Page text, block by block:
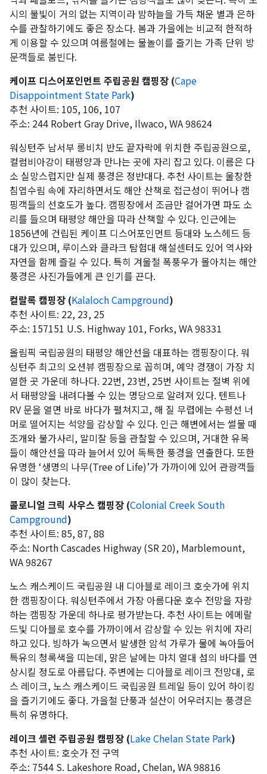
시의 불빛이 거의 없는 지역이라 밤하늘을 가득 채운 별과 은하
수를 관찰하기에도 좋은 장소다. 봄과 가을에는 비교적 한적하
게 이용할 수 있으며 여름철에는 물놀이를 즐기는 가족 단위 방
문객들로 붐빈다.
케이프 디스어포인먼트 주립공원 캠핑장 (Cape
Disappointment State Park)
추천 사이트: 105, 106, 107
주소: 244 Robert Gray Drive, Ilwaco, WA 98624
워싱턴주 남서부 롱비치 반도 끝자락에 위치한 주립공원으로,
컬럼비아강이 태평양과 만나는 곳에 자리 잡고 있다. 이름은 다
소 실망스럽지만 실제 풍경은 정반대다. 추천 사이트는 울창한
침엽수림 속에 자리하면서도 해안 산책로 접근성이 뛰어나 캠
핑객들의 선호도가 높다. 캠핑장에서 조금만 걸어가면 파도 소
리를 들으며 태평양 해안을 따라 산책할 수 있다. 인근에는
1856년에 건립된 케이프 디스어포인먼트 등대와 노스헤드 등
대가 있으며, 루이스와 클라크 탐험대 해설센터도 있어 역사와
자연을 함께 즐길 수 있다. 특히 겨울철 폭풍우가 몰아치는 해안
풍경은 사진가들에게 큰 인기를 끈다.
컬랄록 캠핑장 (Kalaloch Campground)
추천 사이트: 22, 23, 25
주소: 157151 U.S. Highway 101, Forks, WA 98331
올림픽 국립공원의 태평양 해안선을 대표하는 캠핑장이다. 워
싱턴주 최고의 오션뷰 캠핑장으로 꼽히며, 예약 경쟁이 가장 치
열한 곳 가운데 하나다. 22번, 23번, 25번 사이트는 절벽 위에
서 태평양을 내려다볼 수 있는 명당으로 알려져 있다. 텐트나
RV 문을 열면 바로 바다가 펼쳐지고, 해 질 무렵에는 수평선 너
머로 떨어지는 석양을 감상할 수 있다. 인근 해변에서는 썰물 때
조개와 불가사리, 말미잘 등을 관찰할 수 있으며, 거대한 유목
들이 해안선을 따라 늘어서 있어 독특한 풍경을 연출한다. 또한
유명한 ‘생명의 나무(Tree of Life)’가 가까이에 있어 관광객들
이 많이 찾는다.
콜로니얼 크릭 사우스 캠핑장 (Colonial Creek South
Campground)
추천 사이트: 85, 87, 88
주소: North Cascades Highway (SR 20), Marblemount,
WA 98267
노스 캐스케이드 국립공원 내 디아블로 레이크 호숫가에 위치
한 캠핑장이다. 워싱턴주에서 가장 아름다운 호수 전망을 자랑
하는 캠핑장 가운데 하나로 평가받는다. 추천 사이트는 에메랄
드빛 디아블로 호수를 가까이에서 감상할 수 있는 위치에 자리
하고 있다. 빙하가 녹으면서 발생한 암석 가루가 물에 녹아들어
특유의 청록색을 띠는데, 맑은 날에는 마치 열대 섬의 바다를 연
상시킬 정도로 아름답다. 주변에는 디아블로 레이크 전망대, 로
스 레이크, 노스 캐스케이드 국립공원 트레일 등이 있어 하이킹
을 즐기기에도 좋다. 가을철 단풍과 설산이 어우러지는 풍경은
특히 유명하다.
레이크 셸런 주립공원 캠핑장 (Lake Chelan State Park)
추천 사이트: 호숫가 전 구역
주소: 7544 S. Lakeshore Road, Chelan, WA 98816